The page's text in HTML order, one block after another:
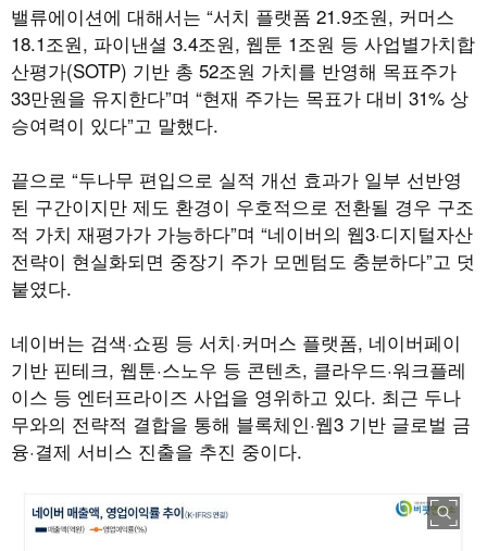
밸류에이션에 대해서는 “서치 플랫폼 21.9조원, 커머스
18.1조원, 파이낸셜 3.4조원, 웹툰 1조원 등 사업별가치합
산평가(SOTP) 기반 총 52조원 가치를 반영해 목표주가
33만원을 유지한다”며 “현재 주가는 목표가 대비 31% 상
승여력이 있다”고 말했다.
끝으로 “두나무 편입으로 실적 개선 효과가 일부 선반영
된 구간이지만 제도 환경이 우호적으로 전환될 경우 구조
적 가치 재평가가 가능하다”며 “네이버의 웹3·디지털자산
전략이 현실화되면 중장기 주가 모멘텀도 충분하다”고 덧
붙였다.
네이버는 검색·쇼핑 등 서치·커머스 플랫폼, 네이버페이
기반 핀테크, 웹툰·스노우 등 콘텐츠, 클라우드·워크플레
이스 등 엔터프라이즈 사업을 영위하고 있다. 최근 두나
무와의 전략적 결합을 통해 블록체인·웹3 기반 글로벌 금
융·결제 서비스 진출을 추진 중이다.